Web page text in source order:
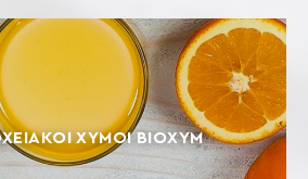
ΧΥΜΟΊ ΒΙΟΧΥΜ